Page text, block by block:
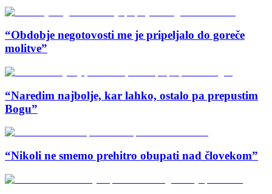
“Obdobje negotovosti me je pripeljalo do goreče
molitve”
“Naredim najbolje, kar lahko, ostalo pa prepustim
Bogu”
“Nikoli ne smemo prehitro obupati nad človekom”